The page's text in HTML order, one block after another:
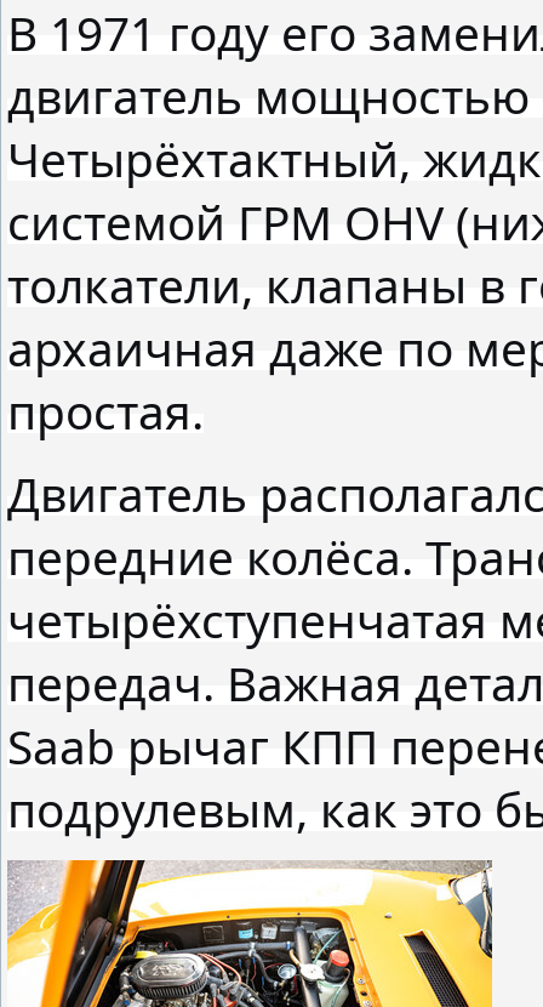
В 1971 году его
двигатель
Четырёхтактный,
системой ГРМ OHV
толкатели, клапаны в
архаичная даже по
простая.
Двигатель
передние колёса.
четырёхступенчатая
передач. Важная
Saab рычаг КПП
подрулевым, как это